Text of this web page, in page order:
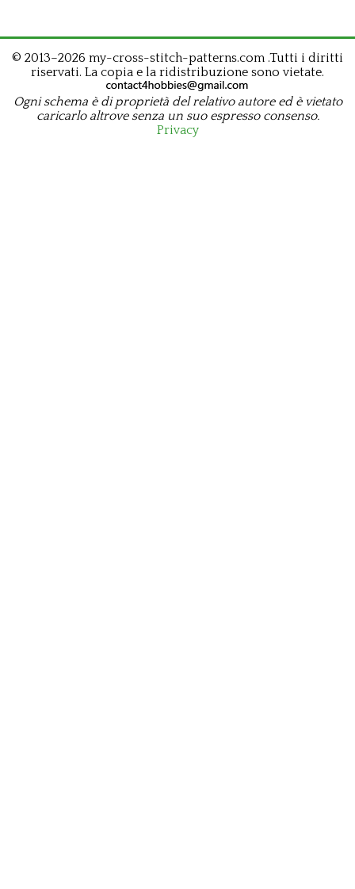
© 2013–2026 my-cross-stitch-patterns.com .Tutti i diritti
riservati. La copia e la ridistribuzione sono vietate.
Ogni schema è di proprietà del relativo autore ed è vietato
caricarlo altrove senza un suo espresso consenso.
Privacy